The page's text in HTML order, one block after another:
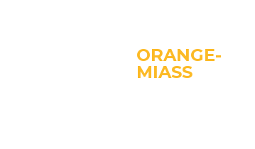
ORANGE-
MIASS